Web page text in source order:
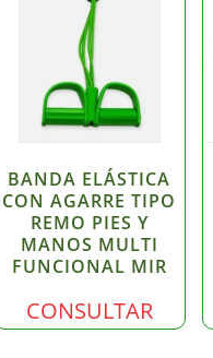
BANDA ELÁSTICA
CON AGARRE TIPO
REMO PIES Y
MANOS MULTI
FUNCIONAL MIR
CONSULTAR